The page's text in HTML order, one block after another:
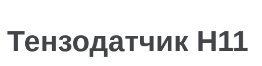
Тензодатчик Н11